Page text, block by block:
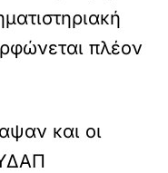
πλέον
και οι